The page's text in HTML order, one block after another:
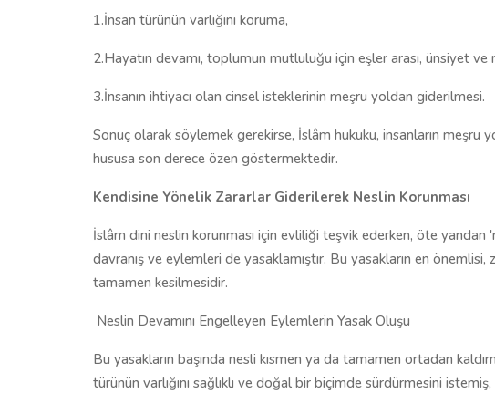
1.İnsan türünün varlığını koruma,
2.Hayatın devamı, toplumun mutluluğu için eşler arası, ünsiyet ve
3.İnsanın ihtiyacı olan cinsel isteklerinin meşru yoldan giderilmesi.
Sonuç olarak söylemek gerekirse, İslâm hukuku, insanların meşru
hususa son derece özen göstermektedir.
Kendisine Yönelik Zararlar Giderilerek Neslin Korunması
İslâm dini neslin korunması için evliliği teşvik ederken, öte yandan
davranış ve eylemleri de yasaklamıştır. Bu yasakların en önemlisi,
tamamen kesilmesidir.
Neslin Devamını Engelleyen Eylemlerin Yasak Oluşu
Bu yasakların başında nesli kısmen ya da tamamen ortadan
türünün varlığını sağlıklı ve doğal bir biçimde sürdürmesini